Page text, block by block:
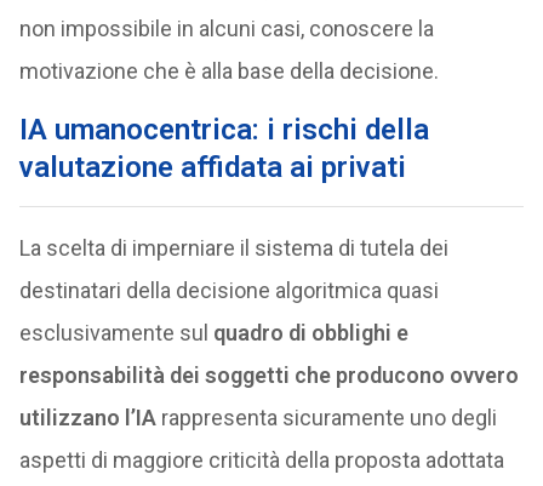
non impossibile in alcuni casi, conoscere la
motivazione che è alla base della decisione.
IA umanocentrica: i rischi della
valutazione affidata ai privati
La scelta di imperniare il sistema di tutela dei
destinatari della decisione algoritmica quasi
esclusivamente sul quadro di obblighi e
responsabilità dei soggetti che producono ovvero
utilizzano l’IArappresenta sicuramente uno degli
aspetti di maggiore criticità della proposta adottata